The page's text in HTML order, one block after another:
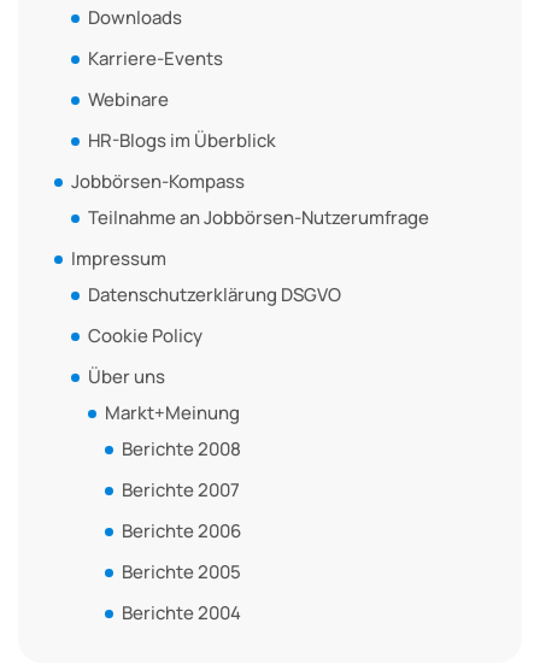
Downloads
Karriere-Events
Webinare
HR-Blogs im Überblick
Jobbörsen-Kompass
Teilnahme an Jobbörsen-Nutzerumfrage
Impressum
Datenschutzerklärung DSGVO
Cookie Policy
Über uns
Markt+Meinung
Berichte 2008
Berichte 2007
Berichte 2006
Berichte 2005
Berichte 2004